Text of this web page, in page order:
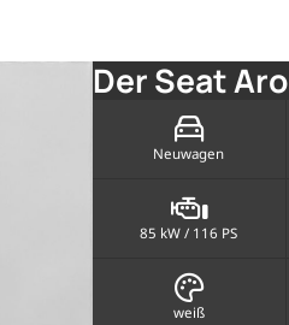
Der Seat
Neuwagen
85 kW / 116 PS
weiß